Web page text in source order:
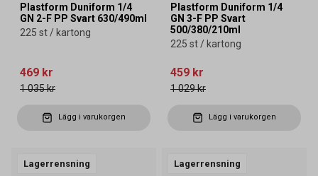
Plastform Duniform 1/4
GN 2-F PP Svart 630/490ml
225 st / kartong
469 kr
1 035 kr
Lägg i varukorgen
Plastform Duniform 1/4
GN 3-F PP Svart
500/380/210ml
225 st / kartong
459 kr
1 029 kr
Lägg i varukorgen
Lagerrensning Lagerrensning